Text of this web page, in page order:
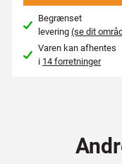
Begrænset
levering(se dit
Varen kan afhentes
i 14 forretninger